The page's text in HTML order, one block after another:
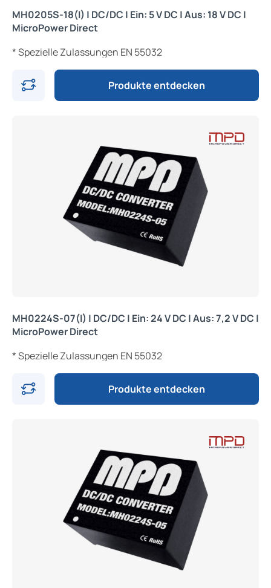
MH0205S-18(I) | DC/DC | Ein: 5 V DC | Aus: 18 V DC |
MicroPower Direct
* Spezielle Zulassungen EN 55032
Produkte entdecken
MH0224S-07(I) | DC/DC | Ein: 24 V DC | Aus: 7,2 V DC |
MicroPower Direct
* Spezielle Zulassungen EN 55032
Produkte entdecken